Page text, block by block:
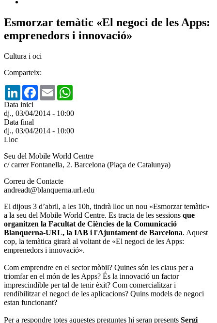
Esmorzar temàtic «El negoci de les Apps:
emprenedors i innovació»
Cultura i oci
Comparteix:
LinkedInFacebook
Email
Data inici
dj., 03/04/2014 - 10:00
Data final
dj., 03/04/2014 - 10:00
Lloc
Seu del Mobile World Centre
c/ carrer Fontanella, 2. Barcelona (Plaça de Catalunya)
Correu de Contacte
andreadt@blanquerna.url.edu
El dijous 3 d’abril, a les 10h, tindrà lloc un nou «Esmorzar temàtic»
a la seu del Mobile World Centre. Es tracta de les sessions que
organitzen la Facultat de Ciències de la Comunicació
Blanquerna-URL, la IAB i l'Ajuntament de Barcelona. Aquest
cop, la temàtica girarà al voltant de «El negoci de les Apps:
emprenedors i innovació».
Com emprendre en el sector mòbil? Quines són les claus per a
triomfar en el món de les Apps? És la innovació un factor
imprescindible per tal de tenir èxit? Com comercialitzar i
rendibilitzar el negoci de les aplicacions? Quins models de negoci
estan funcionant?
Per a respondre totes aquestes preguntes hi seran presents Sergi